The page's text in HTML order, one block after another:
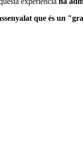
que és un